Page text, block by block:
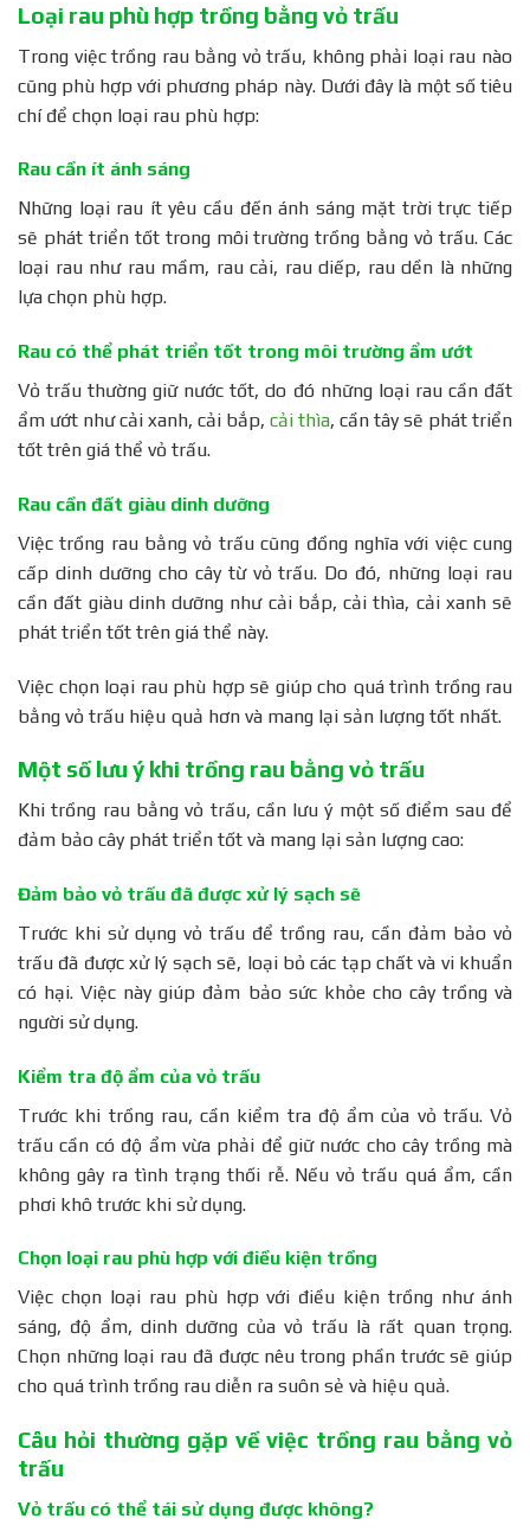
Loại rau phù hợp trồng bằng vỏ trấu
Trong việc trồng rau bằng vỏ trấu, không phải loại rau nào
cũng phù hợp với phương pháp này. Dưới đây là một số tiêu
chí để chọn loại rau phù hợp:
Rau cần ít ánh sáng
Những loại rau ít yêu cầu đến ánh sáng mặt trời trực tiếp
sẽ phát triển tốt trong môi trường trồng bằng vỏ trấu. Các
loại rau như rau mầm, rau cải, rau diếp, rau dền là những
lựa chọn phù hợp.
Rau có thể phát triển tốt trong môi trường ẩm ướt
Vỏ trấu thường giữ nước tốt, do đó những loại rau cần đất
ẩm ướt như cải xanh, cải bắp, cải thìa, cần tây sẽ phát triển
tốt trên giá thể vỏ trấu.
Rau cần đất giàu dinh dưỡng
Việc trồng rau bằng vỏ trấu cũng đồng nghĩa với việc cung
cấp dinh dưỡng cho cây từ vỏ trấu. Do đó, những loại rau
cần đất giàu dinh dưỡng như cải bắp, cải thìa, cải xanh sẽ
phát triển tốt trên giá thể này.
Việc chọn loại rau phù hợp sẽ giúp cho quá trình trồng rau
bằng vỏ trấu hiệu quả hơn và mang lại sản lượng tốt nhất.
Một số lưu ý khi trồng rau bằng vỏ trấu
Khi trồng rau bằng vỏ trấu, cần lưu ý một số điểm sau để
đảm bảo cây phát triển tốt và mang lại sản lượng cao:
Đảm bảo vỏ trấu đã được xử lý sạch sẽ
Trước khi sử dụng vỏ trấu để trồng rau, cần đảm bảo vỏ
trấu đã được xử lý sạch sẽ, loại bỏ các tạp chất và vi khuẩn
có hại. Việc này giúp đảm bảo sức khỏe cho cây trồng và
người sử dụng.
Kiểm tra độ ẩm của vỏ trấu
Trước khi trồng rau, cần kiểm tra độ ẩm của vỏ trấu. Vỏ
trấu cần có độ ẩm vừa phải để giữ nước cho cây trồng mà
không gây ra tình trạng thối rễ. Nếu vỏ trấu quá ẩm, cần
phơi khô trước khi sử dụng.
Chọn loại rau phù hợp với điều kiện trồng
Việc chọn loại rau phù hợp với điều kiện trồng như ánh
sáng, độ ẩm, dinh dưỡng của vỏ trấu là rất quan trọng.
Chọn những loại rau đã được nêu trong phần trước sẽ giúp
cho quá trình trồng rau diễn ra suôn sẻ và hiệu quả.
Câu hỏi thường gặp về việc trồng rau bằng vỏ
trấu
Vỏ trấu có thể tái sử dụng được không?